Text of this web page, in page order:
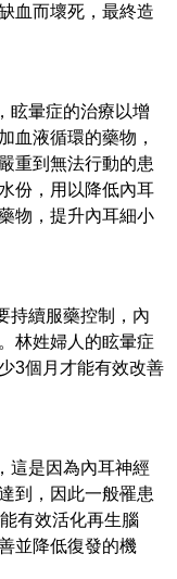
血而壞死，最終造
暈症的治療以增
血液循環的藥物，
重到無法行動的患
份，用以降低內耳
物，提升內耳細小
續服藥控制，內
林姓婦人的眩暈症
3個月才能有效改善
是因為內耳神經
到，因此一般罹患
有效活化再生腦
並降低復發的機